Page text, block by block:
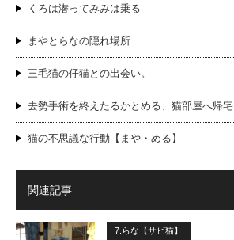
くろは潜ってみみは乗る
まやとらなの隠れ場所
三毛猫の仔猫との出会い。
去勢手術を終えたるかとめる、猫部屋へ帰宅
猫の不思議な行動【まや・める】
関連記事
7.らな【サビ猫】